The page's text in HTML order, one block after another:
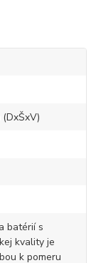
batérií s
kvality je
k pomeru